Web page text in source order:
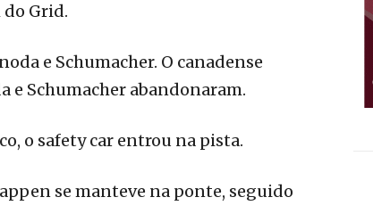
do Grid.
e Schumacher. O canadense
e Schumacher abandonaram.
o safety car entrou na pista.
se manteve na ponte, seguido